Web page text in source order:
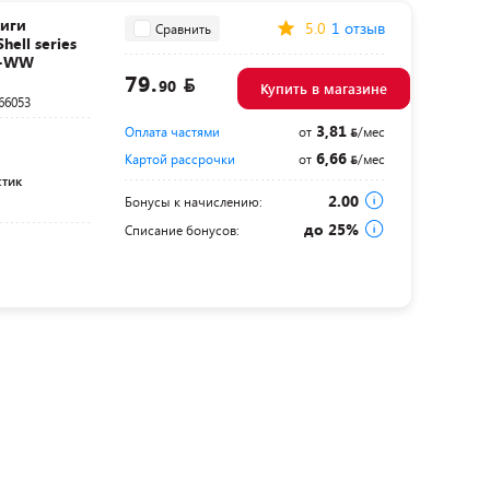
series
Сравнить 5.0 1 отзыв
79.90 Купить в магазине
Оплата частями от3,81
/мес
Картой рассрочки
от6,66 /мес
Бонусы к начислению: 2.00
Списание бонусов: до 25%